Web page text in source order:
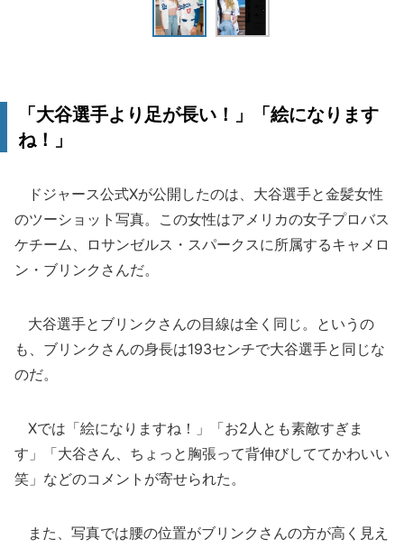
「大谷選手より足が長い！」「絵になります
ね！」
ドジャース公式Xが公開したのは、大谷選手と金髪女性
のツーショット写真。この女性はアメリカの女子プロバス
ケチーム、ロサンゼルス・スパークスに所属するキャメロ
ン・ブリンクさんだ。
大谷選手とブリンクさんの目線は全く同じ。というの
も、ブリンクさんの身長は193センチで大谷選手と同じな
のだ。
Xでは「絵になりますね！」「お2人とも素敵すぎま
す」「大谷さん、ちょっと胸張って背伸びしててかわいい
笑」などのコメントが寄せられた。
また、写真では腰の位置がブリンクさんの方が高く見え